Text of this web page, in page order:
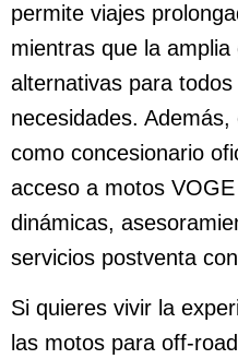
permite viajes
mientras que la
alternativas para
necesidades.
como concesionario
acceso a motos
dinámicas,
servicios postventa
Si quieres vivir la
las motos para off-